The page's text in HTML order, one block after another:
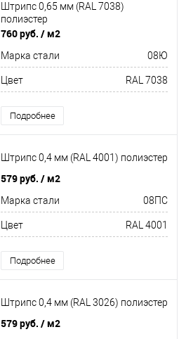
Штрипс 0,65 мм (RAL 7038)
полиэстер
760 руб. / м2
Марка стали 08Ю
Цвет RAL 7038
Подробнее
Штрипс 0,4 мм (RAL 4001) полиэстер
579 руб. / м2
Марка стали 08ПС
Цвет RAL 4001
Подробнее
Штрипс 0,4 мм (RAL 3026) полиэстер
579 руб. / м2